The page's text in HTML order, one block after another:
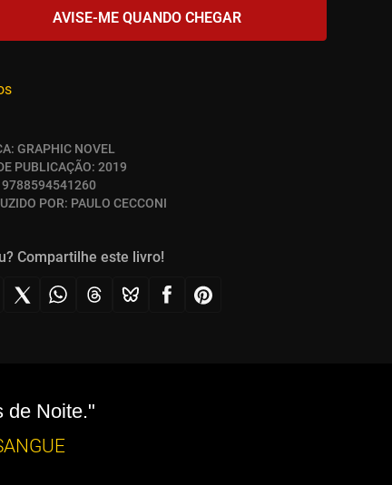
GRAPHIC NOVEL
PUBLICAÇÃO: 2019
9788594541260
POR: PAULO CECCONI
Compartilhe este livro!
de Noite."